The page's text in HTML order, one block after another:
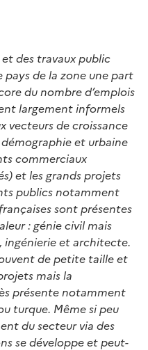
des travaux public
pays de la zone une part
du nombre d’emplois
largement informels
vecteurs de croissance
et urbaine
commerciaux
et les grands projets
publics notamment
sont présentes
: génie civil mais
ingénierie et architecte.
de petite taille et
mais la
présente notamment
turque. Même si peu
du secteur via des
se développe et peut-